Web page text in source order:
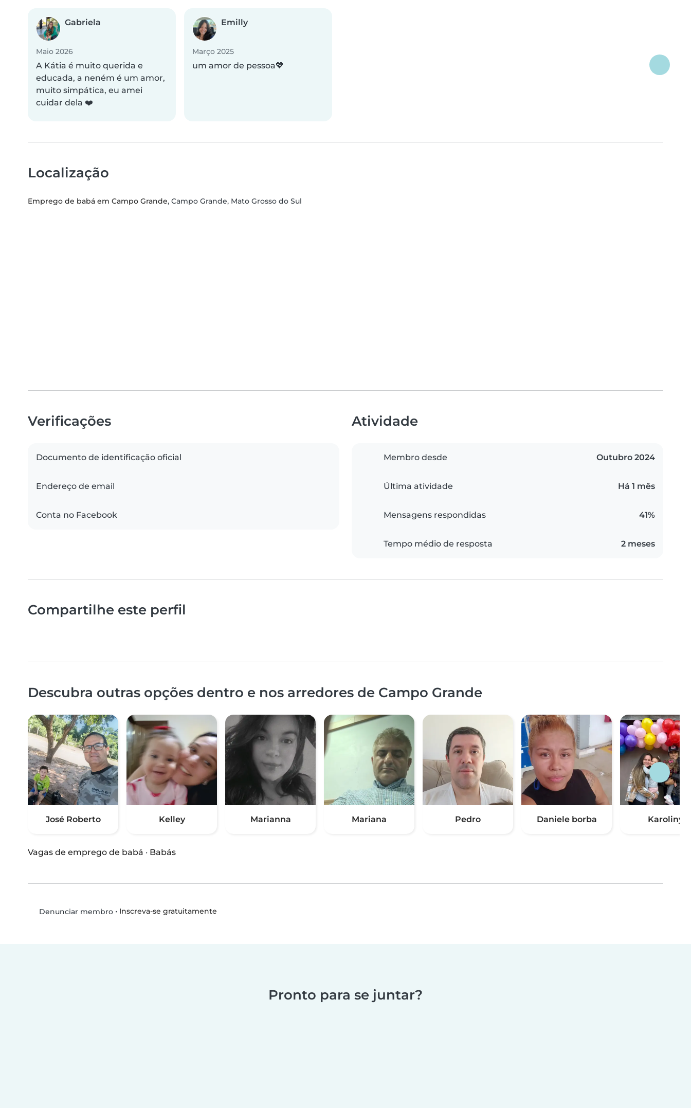
Gabriela
Maio 2026
A Kátia é muito querida e
educada, a neném é um amor,
muito simpática, eu amei
cuidar dela ❤️
Emilly
Março 2025
um amor de pessoa💖
Localização
Emprego de babá em Campo Grande, Campo Grande, Mato Grosso do Sul
Verificações
Documento de identificação oficial
Endereço de email
Conta no Facebook
Atividade
Membro desde Outubro 2024
Última atividade Há 1 mês
Mensagens respondidas 41%
Tempo médio de resposta 2 meses
Compartilhe este perfil
Descubra outras opções dentro e nos arredores de Campo Grande
José Roberto Kelley Marianna Mariana Pedro Daniele borba Karoliny
Vagas de emprego de babá · Babás
Denunciar membro• Inscreva-se gratuitamente
Pronto para se juntar?